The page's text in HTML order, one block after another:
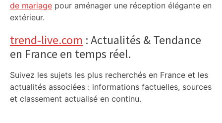
de mariage pour aménager une réception élégante en
extérieur.
trend-live.com : Actualités & Tendance
en France en temps réel.
Suivez les sujets les plus recherchés en France et les
actualités associées : informations factuelles, sources
et classement actualisé en continu.